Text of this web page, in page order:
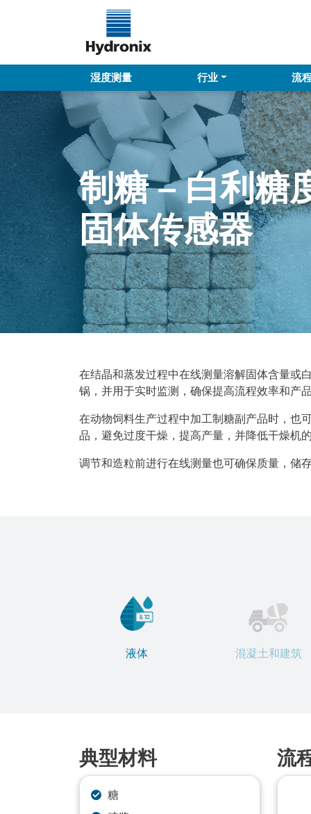
湿度测量 行业 流
制糖 – 白利糖
固体传感器
在结晶和蒸发过程中在线测量溶解固体含量或
锅，并用于实时监测，确保提高流程效率和产
在动物饲料生产过程中加工制糖副产品时，也
品，避免过度干燥，提高产量，并降低干燥机
调节和造粒前进行在线测量也可确保质量，储
液体 混凝土和建筑
典型材料
糖
流